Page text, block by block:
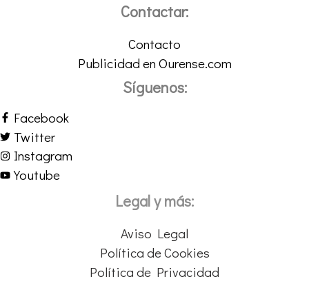
Contactar:
Contacto
Publicidad en Ourense.com
Síguenos:
Facebook
Twitter
Instagram
Youtube
Legal y más:
Aviso Legal
Política de Cookies
Política de Privacidad